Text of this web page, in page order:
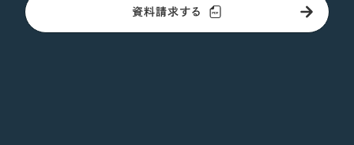
資料請求する